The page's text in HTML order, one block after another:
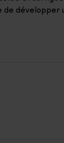
de développer